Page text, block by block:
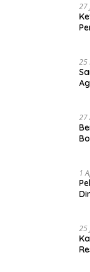
27
25
27
1
25